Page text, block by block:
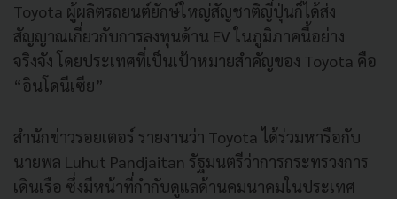
Toyota ผู้ผลิตรถยนต์ยักษ์ใหญ่สัญชาติญี่ปุ่นก็ได้ส่ง
สัญญาณเกี่ยวกับการลงทุนด้าน EV ในภูมิภาคนี้อย่าง
จริงจัง โดยประเทศที่เป็นเป้าหมายสำคัญของ Toyota คือ
“อินโดนีเซีย”
สำนักข่าวรอยเตอร์ รายงานว่า Toyota ได้ร่วมหารือกับ
นายพล Luhut Pandjaitan รัฐมนตรีว่าการกระทรวงการ
เดินเรือ ซึ่งมีหน้าที่กำกับดูแลด้านคมนาคมในประเทศ